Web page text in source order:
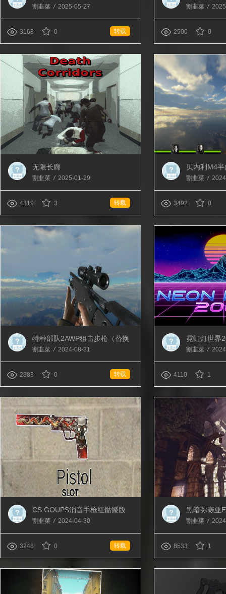
割韭菜 / 2025-05-27
3168 0 转载
换AK47）
割韭菜 /
2500 0
无限长廊
割韭菜 / 2025-01-29
4319 3 转载
贝内利M4
一代连喷）
割韭菜 /
3492 0
特种部队2AWP狙击步枪（替换
AWP）
割韭菜 / 2024-08-31
2888 0 转载
霓虹灯世界
割韭菜 /
4110 1
CS GOUPS消音手枪红骷髅版
（替换默认手枪）
割韭菜 / 2024-04-30
3248 0 转载
黑暗弥赛亚
割韭菜 /
8533 1